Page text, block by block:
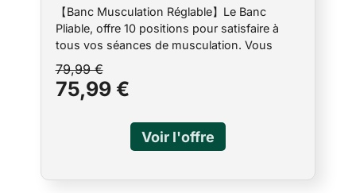
Inclinable Réglable,
Multifonction 10 in 1 Banc
Abdominaux Entrainement
Complet du Corps Fitness，
230Kg capacité de poids
【Banc Musculation Réglable】Le Banc
Pliable, offre 10 positions pour satisfaire à
tous vos séances de musculation. Vous
pouvez effectuer la plupart de développé
assis et développé couché tout en
incorporant l'utilisation d'haltères pour
développer/ garder vos muscles. La
conception de la fente vous permet d'ajuster
79,99 €
75,99 €